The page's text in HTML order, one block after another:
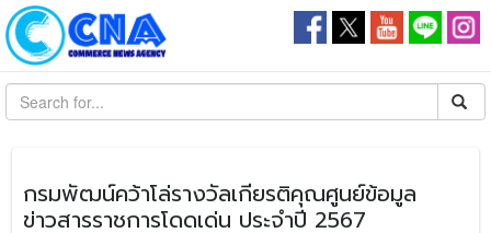
​กรมพัฒน์คว้าโล่รางวัลเกียรติคุณศูนย์ข้อมูล
ข่าวสารราชการโดดเด่น ประจำปี 2567